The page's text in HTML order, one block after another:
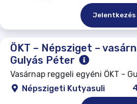
Jelentkezés
ÖKT – Népsziget –
Gulyás Péter
Vasárnap reggeli egyéni ÖKT -
Népszigeti Kutyasuli